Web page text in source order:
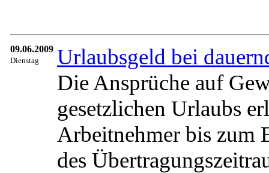
09.06.2009
Dienstag
Urlaubsgeld bei
Die Ansprüche auf
gesetzlichen Urlaubs
Arbeitnehmer bis zum
des